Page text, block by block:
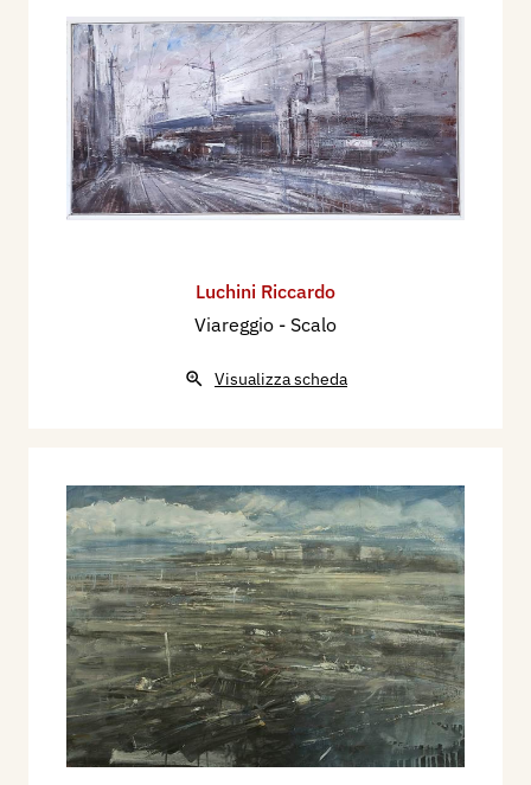
Luchini Riccardo
Viareggio - Scalo
Visualizza scheda